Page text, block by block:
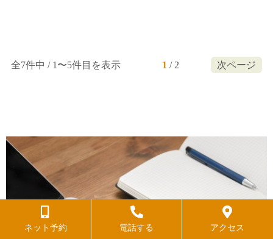
全7件中 / 1〜5件目を表示 1 / 2 次ページ
ネット予約 電話する アクセス